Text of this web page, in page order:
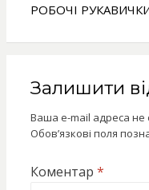
РОБОЧІ
Залишити
Ваша e-mail адреса
Обов’язкові поля
Коментар *